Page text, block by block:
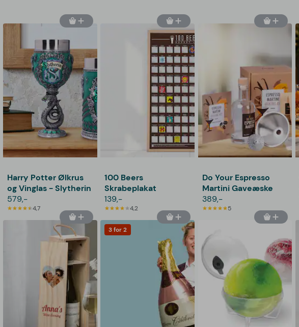
Harry Potter Ølkrus
og Vinglas - Slytherin
579,-
4,7
100 Beers
Skrabeplakat
139,-
4,2
Do Your Espresso
Martini Gaveæske
389,-
5
3 for 2